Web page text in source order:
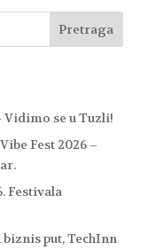
Vidimo se u Tuzli!
Fest 2026 –
Festivala
biznis put, TechInn